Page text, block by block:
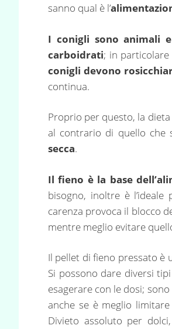
sanno qual è l’
I conigli sono animali
carboidrati; in
conigli devono
continua.
Proprio per questo, la
al contrario di quello che
secca.
Il fieno è la base
bisogno, inoltre è
carenza provoca il blocco
mentre meglio evitare
Il pellet di fieno pressato è
Si possono dare diversi
esagerare con le dosi;
anche se è meglio
Divieto assoluto per